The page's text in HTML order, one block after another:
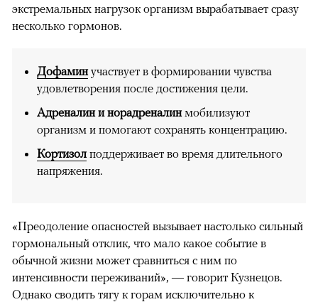
экстремальных нагрузок организм вырабатывает сразу
несколько гормонов.
Дофаминучаствует в формировании чувства
удовлетворения после достижения цели.
Адреналин и норадреналинмобилизуют
организм и помогают сохранять концентрацию.
Кортизол поддерживает во время длительного
напряжения.
«Преодоление опасностей вызывает настолько сильный
гормональный отклик, что мало какое событие в
обычной жизни может сравниться с ним по
интенсивности переживаний», — говорит Кузнецов.
Однако сводить тягу к горам исключительно к